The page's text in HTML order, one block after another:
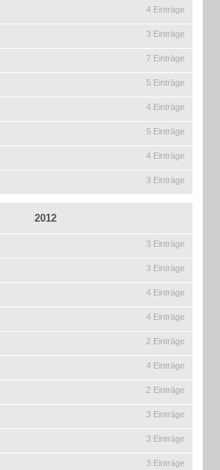
4 Einträge
3 Einträge
7 Einträge
5 Einträge
4 Einträge
5 Einträge
4 Einträge
3 Einträge
2012
3 Einträge
3 Einträge
4 Einträge
4 Einträge
2 Einträge
4 Einträge
2 Einträge
3 Einträge
3 Einträge
3 Einträge